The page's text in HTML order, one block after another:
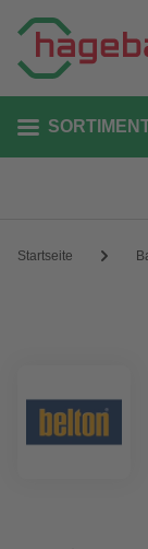
Startseite